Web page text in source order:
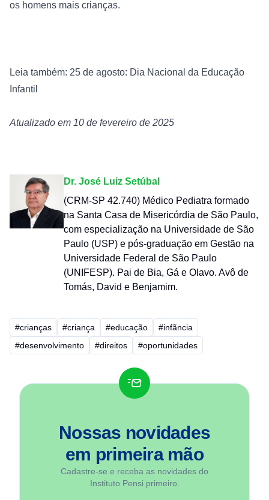
os homens mais crianças.
Leia também: 25 de agosto: Dia Nacional da Educação
Infantil
Atualizado em 10 de fevereiro de 2025
Dr. José Luiz Setúbal
(CRM-SP 42.740) Médico Pediatra formado
na Santa Casa de Misericórdia de São Paulo,
com especialização na Universidade de São
Paulo (USP) e pós-graduação em Gestão na
Universidade Federal de São Paulo
(UNIFESP). Pai de Bia, Gá e Olavo. Avô de
Tomás, David e Benjamim.
#crianças #criança #educação
#infãncia
#desenvolvimento
#direitos #oportunidades
Nossas novidades
em primeira mão
Cadastre-se e receba as novidades do
Instituto Pensi primeiro.